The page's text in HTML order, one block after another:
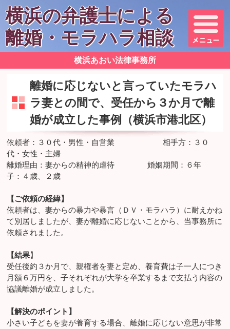
横浜の弁護士による
離婚・モラハラ相談
横浜あおい法律事務所
離婚に応じないと言っていたモラハ
ラ妻との間で、受任から３か月で離
婚が成立した事例（横浜市港北区）
依頼者：３０代・男性・自営業 相手方：３０
代・女性・主婦
離婚理由：妻からの精神的虐待 婚姻期間：６年
子：４歳、２歳
【ご依頼の経緯】
依頼者は、妻からの暴力や暴言（ＤＶ・モラハラ）に耐えかね
て別居しましたが、妻が離婚に応じないことから、当事務所に
依頼されました。
【結果】
受任後約３か月で、親権者を妻と定め、養育費は子一人につき
月額６万円を、子それぞれが大学を卒業するまで支払う内容の
協議離婚が成立しました。
【解決のポイント】
小さい子どもを妻が養育する場合、離婚に応じない意思が非常